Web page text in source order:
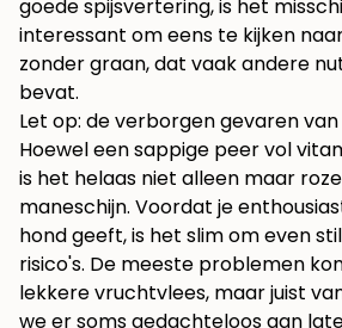
goede spijsvertering, is het
interessant om eens te kijken
zonder graan, dat vaak andere
bevat.
Let op: de verborgen gevaren
Hoewel een sappige peer vol
is het helaas niet alleen maar
maneschijn. Voordat je
hond geeft, is het slim om even
risico's. De meeste problemen
lekkere vruchtvlees, maar juist
we er soms gedachteloos aan